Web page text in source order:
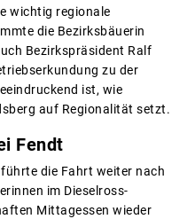
wichtig regionale
die Bezirksbäuerin
Bezirkspräsident Ralf
zu der
ist, wie
auf Regionalität setzt.
Fendt
die Fahrt weiter nach
im Dieselross-
Mittagessen wieder